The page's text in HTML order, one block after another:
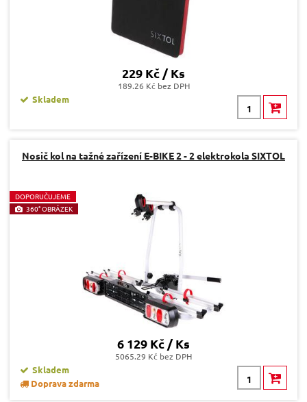
229 Kč / Ks
189.26 Kč bez DPH
Skladem
Nosič kol na tažné zařízení E-BIKE 2 - 2 elektrokola SIXTOL
DOPORUČUJEME
360° OBRÁZEK
6 129 Kč / Ks
5065.29 Kč bez DPH
Skladem
Doprava zdarma